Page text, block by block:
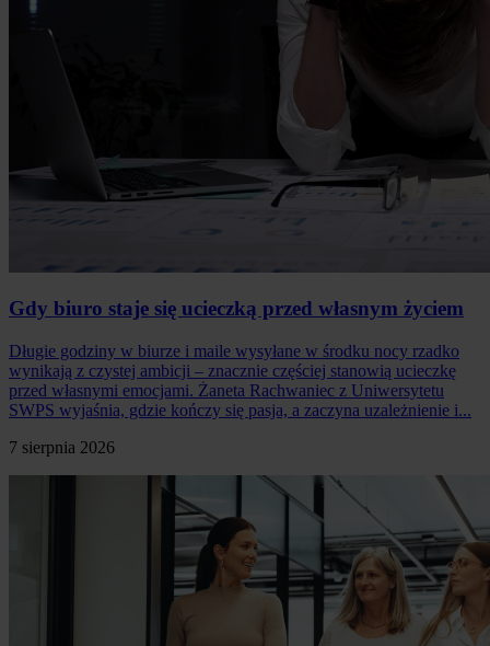
Gdy biuro staje się ucieczką przed własnym życiem
Długie godziny w biurze i maile wysyłane w środku nocy rzadko
wynikają z czystej ambicji – znacznie częściej stanowią ucieczkę
przed własnymi emocjami. Żaneta Rachwaniec z Uniwersytetu
SWPS wyjaśnia, gdzie kończy się pasja, a zaczyna uzależnienie i...
7 sierpnia 2026